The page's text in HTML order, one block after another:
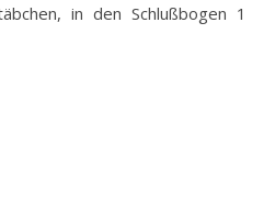
in den Schlußbogen 1